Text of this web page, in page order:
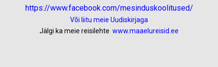
https://www.facebook.com/mesinduskoolitused/
Või liitu meie Uudiskirjaga
Jälgi ka meie reisilehte www.maaelureisid.ee